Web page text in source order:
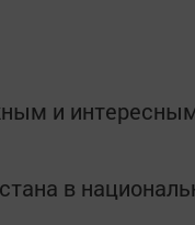
и
в